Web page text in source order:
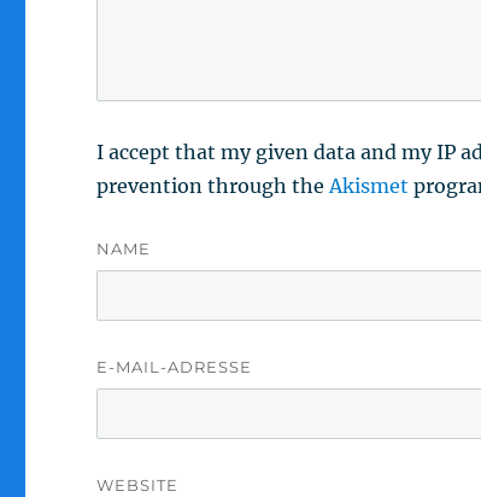
I accept that my given data and my IP
prevention through theAkismet
NAME
E-MAIL-ADRESSE
WEBSITE